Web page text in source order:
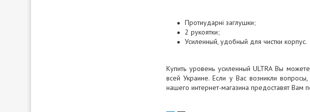
Протиударні заглушки;
2 рукоятки;
Усиленный, удобный для чистки корпус.
Купить уровень усиленный ULTRA Вы
всей Украине. Если у Вас возникли
нашего интернет-магазина предоставят Вам